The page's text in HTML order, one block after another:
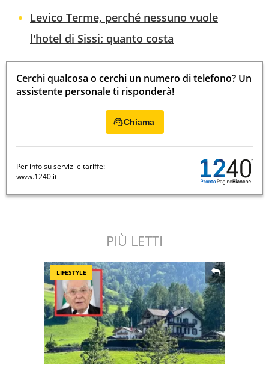
Levico Terme, perché nessuno vuole
l'hotel di Sissi: quanto costa
Cerchi qualcosa o cerchi un numero di telefono? Un
assistente personale ti risponderà!
Chiama
Per info su servizi e tariffe:
www.1240.it
PIÙ LETTI
LIFESTYLE